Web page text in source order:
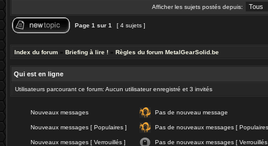
Afficher les sujets postés depuis:
Page 1 sur 1 [ 4 sujets ]
Index du forum » Briefing à lire ! » Règles du forum MetalGearSolid.be
Qui est en ligne
Utilisateurs parcourant ce forum: Aucun utilisateur enregistré et 3 invités
Nouveaux messages Pas de nouveau message
Nouveaux messages [ Populaires ] Pas de nouveaux messages [
Nouveaux messages [ Verrouillés ] Pas de nouveaux messages [